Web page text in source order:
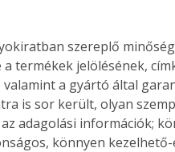
szereplő
termékek jelölésének,
a gyártó által
is sor került, olyan
adagolási információk;
könnyen kezelhető-